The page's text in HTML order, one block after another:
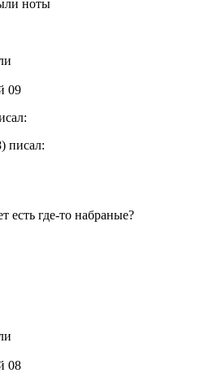
09
писал:
есть где-то набраные?
08